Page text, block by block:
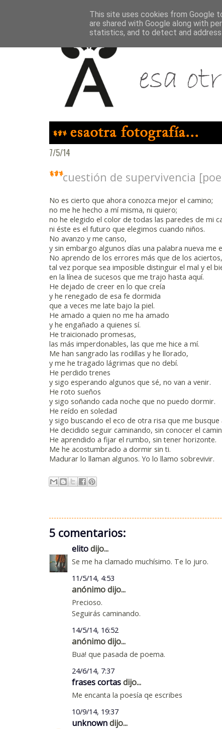
7/5/14
cuestión de supervivencia
No es cierto que ahora conozca mejor el camino;
no me he hecho a mí misma, ni quiero;
no he elegido el color de todas las paredes de mi
ni éste es el futuro que elegimos cuando niños.
No avanzo y me canso,
y sin embargo algunos días una palabra nueva me
No aprendo de los errores más que de los aciertos,
tal vez porque sea imposible distinguir el mal y el
en la línea de sucesos que me trajo hasta aquí.
He dejado de creer en lo que creía
y he renegado de esa fe dormida
que a veces me late bajo la piel.
He amado a quien no me ha amado
y he engañado a quienes sí.
He traicionado promesas,
las más imperdonables, las que me hice a mí.
Me han sangrado las rodillas y he llorado,
y me he tragado lágrimas que no debí.
He perdido trenes
y sigo esperando algunos que sé, no van a venir.
He roto sueños
y sigo soñando cada noche que no puedo dormir.
He reído en soledad
y sigo buscando el eco de otra risa que me busque
He decidido seguir caminando, sin conocer el
He aprendido a fijar el rumbo, sin tener horizonte.
Me he acostumbrado a dormir sin ti.
Madurar lo llaman algunos. Yo lo llamo sobrevivir.
5 comentarios:
elitodijo...
Se me ha clamado muchísimo. Te lo juro.
11/5/14, 4:53
anónimo dijo...
Precioso.
Seguirás caminando.
14/5/14, 16:52
anónimo dijo...
Bua! que pasada de poema.
24/6/14, 7:37
frases cortasdijo...
Me encanta la poesía qe escribes
10/9/14, 19:37
unknowndijo...
This site uses cookies from Google
are shared with Google along with
statistics, and to detect and address